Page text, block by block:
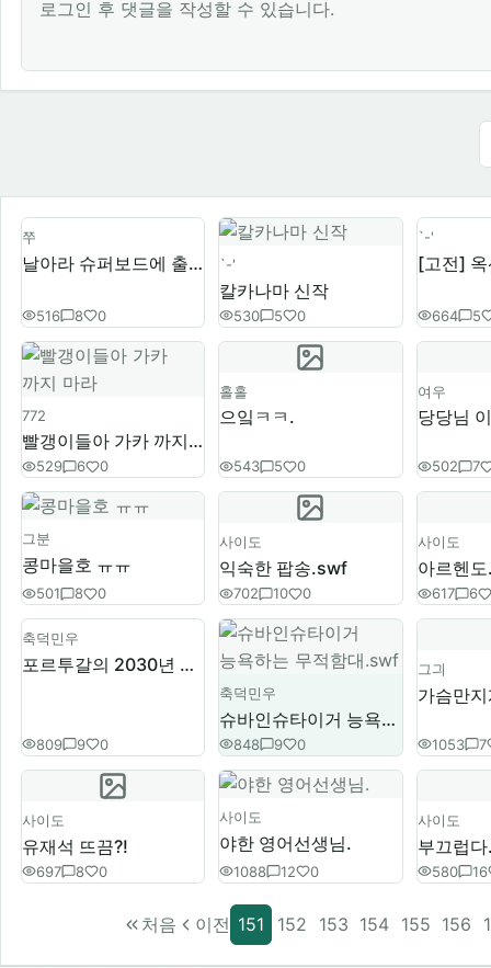
로그인 후 댓글을 작성할 수 있습니다.
쭈
날아라 슈퍼보드에 출연한 그분
516 8 0
`-'
칼카나마 신작
530 5 0
`-'
664 5
772
빨갱이들아 가카 까지 마라
529 6 0
홀홀
으잌ㅋㅋ.
543 5 0
여우
502 7
그분
콩마을호 ㅠㅠ
501 8 0
사이도
익숙한 팝송.swf
702 10 0
사이도
아르헨
617 6
축덕민우
포르투갈의 2030년 황금세대.jpg
809 9 0
축덕민우
슈바인슈타이거 능욕하는 무적함대.swf
848 9 0
그긔
가슴만
1053 7
사이도
유재석 뜨끔?!
697 8 0
사이도
야한 영어선생님.
1088 12 0
사이도
부끄럽
580 16
처음 이전 151 152 153 154 155 156